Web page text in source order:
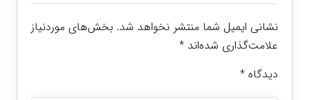
نشانی ایمیل شما منتشر نخواهد شد. بخش‌های موردنیاز
علامت‌گذاری شده‌اند*
دیدگاه*